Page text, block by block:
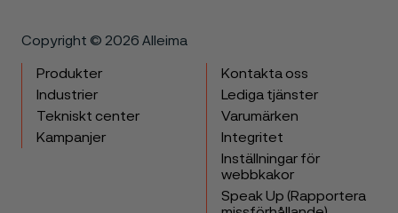
Copyright © 2026 Alleima
Produkter
Industrier
Tekniskt center
Kampanjer
Kontakta oss
Lediga tjänster
Varumärken
Integritet
Inställningar för
webbkakor
Speak Up (Rapportera